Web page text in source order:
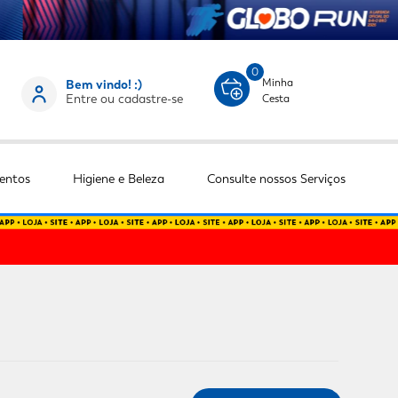
Bem vindo! :)
Entre ou cadastre-se
0
Minha
Cesta
Higiene e Beleza Consulte nossos Serviços